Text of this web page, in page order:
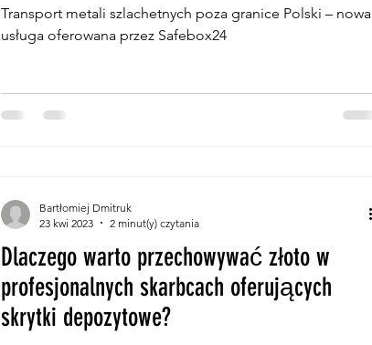
Transport metali szlachetnych poza granice Polski – nowa
usługa oferowana przez Safebox24
Dlaczego warto przechowywać złoto w
profesjonalnych skarbcach oferujących
skrytki depozytowe?
Bartłomiej Dmitruk
23 kwi 2023
2 minut(y) czytania